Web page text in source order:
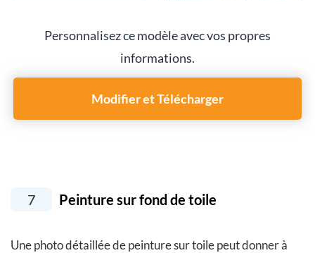
Personnalisez ce modèle avec vos propres
informations.
Modifier et Télécharger
7 Peinture sur fond de toile
Une photo détaillée de peinture sur toile peut donner à